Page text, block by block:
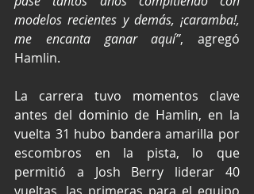
modelos recientes y demás, ¡caramba!,
me encanta ganar aquí”, agregó
Hamlin.
La carrera tuvo momentos clave
antes del dominio de Hamlin, en la
vuelta 31 hubo bandera amarilla por
escombros en la pista, lo que
permitió a Josh Berry liderar 40